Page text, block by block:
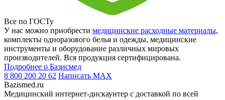
Все по ГОСТу
У нас можно приобрести медицинские расходные материалы,
комплекты одноразового белья и одежды, медицинские
инструменты и оборудование различных мировых
производителей. Вся продукция сертифицирована.
Подробнее о Базисмед
8 800 200 20 62 Написать MAX
Bazismed.ru
Медицинский интернет-дискаунтер с доставкой по всей